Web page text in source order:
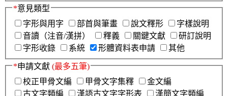
*意見類型
字形與用字
部首與筆畫 說文釋形
字樣說明
音讀（注音/漢拼）
釋義 關鍵文獻
研訂說明
字形收錄
系統 形體資料表申請 其他
*申請文獻 (最多五筆)
校正甲骨文編
甲骨文字集釋
金文編
古文字類編
漢語古文字字形表
漢簡文字類編